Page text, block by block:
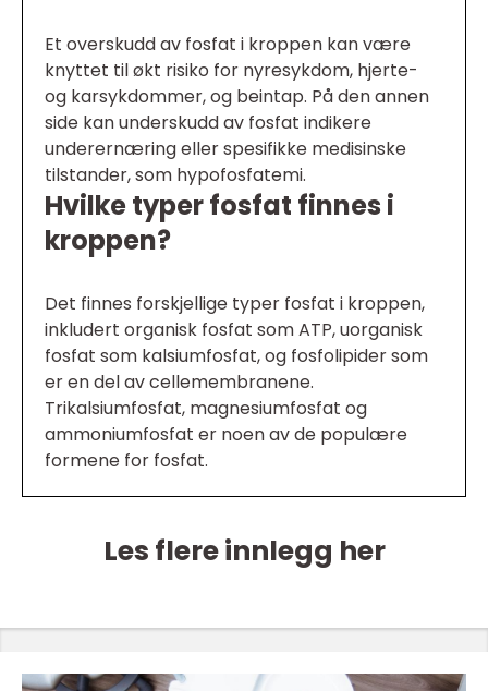
Et overskudd av fosfat i kroppen kan være
knyttet til økt risiko for nyresykdom, hjerte-
og karsykdommer, og beintap. På den annen
side kan underskudd av fosfat indikere
underernæring eller spesifikke medisinske
tilstander, som hypofosfatemi.
Hvilke typer fosfat finnes i
kroppen?
Det finnes forskjellige typer fosfat i kroppen,
inkludert organisk fosfat som ATP, uorganisk
fosfat som kalsiumfosfat, og fosfolipider som
er en del av cellemembranene.
Trikalsiumfosfat, magnesiumfosfat og
ammoniumfosfat er noen av de populære
formene for fosfat.
Les flere innlegg her